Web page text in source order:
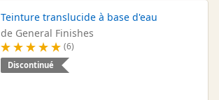
Teinture translucide à base d'eau
de General Finishes
(6)
Discontinué